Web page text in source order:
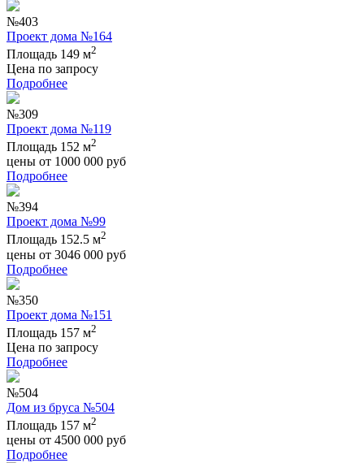
№403
Проект дома №164
Площадь 149 м2
Цена по запросу
Подробнее
№309
Проект дома №119
Площадь 152 м2
цены от 1000 000 руб
Подробнее
№394
Проект дома №99
Площадь 152.5 м2
цены от 3046 000 руб
Подробнее
№350
Проект дома №151
Площадь 157 м2
Цена по запросу
Подробнее
№504
Дом из бруса №504
Площадь 157 м2
цены от 4500 000 руб
Подробнее